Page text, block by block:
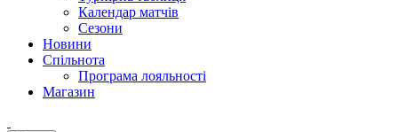
Календар матчів
Сезони
Новини
Спільнота
Програма лояльності
Магазин